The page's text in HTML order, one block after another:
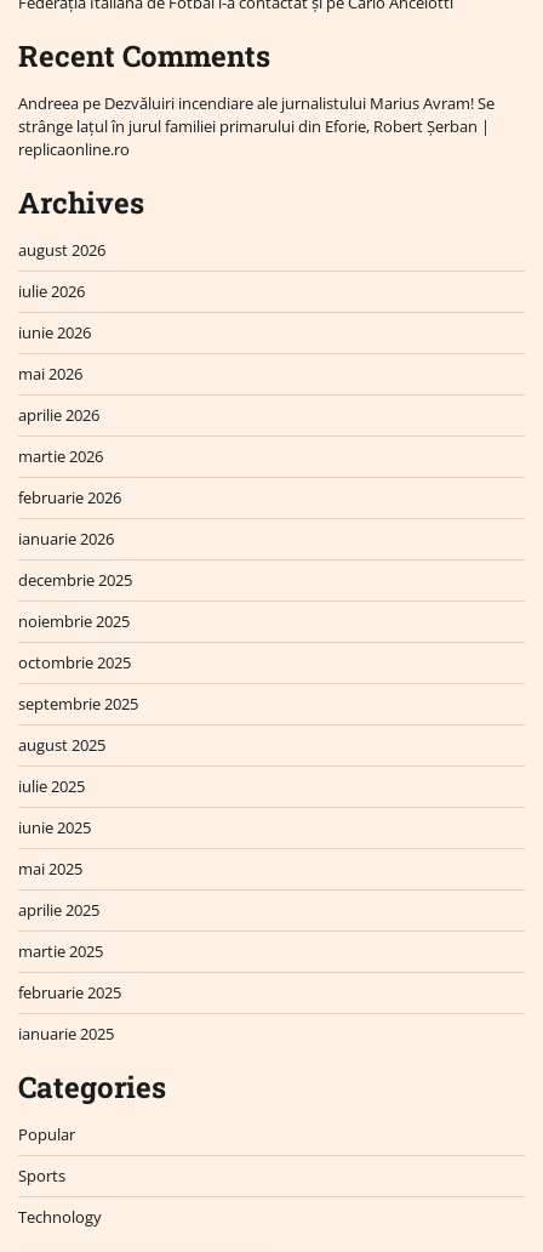
Recent Comments
Andreea pe Dezvăluiri incendiare ale jurnalistului Marius Avram! Se
strânge lațul în jurul familiei primarului din Eforie, Robert Șerban |
replicaonline.ro
Archives
august 2026
iulie 2026
iunie 2026
mai 2026
aprilie 2026
martie 2026
februarie 2026
ianuarie 2026
decembrie 2025
noiembrie 2025
octombrie 2025
septembrie 2025
august 2025
iulie 2025
iunie 2025
mai 2025
aprilie 2025
martie 2025
februarie 2025
ianuarie 2025
Categories
Popular
Sports
Technology